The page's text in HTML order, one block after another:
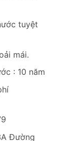
tuyệt
mái.
: 10 năm
Đường